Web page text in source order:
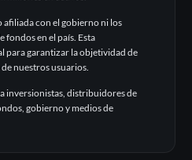
afiliada con el gobierno ni los
fondos en el país. Esta
para garantizar la objetividad de
nuestros usuarios.
inversionistas, distribuidores de
gobierno y medios de